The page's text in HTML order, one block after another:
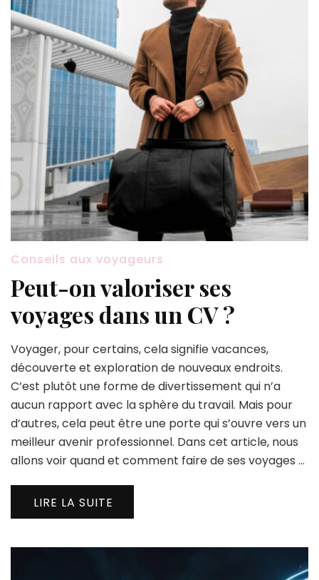
Conseils aux voyageurs
Peut-on valoriser ses
voyages dans un CV ?
Voyager, pour certains, cela signifie vacances,
découverte et exploration de nouveaux endroits.
C’est plutôt une forme de divertissement qui n’a
aucun rapport avec la sphère du travail. Mais pour
d’autres, cela peut être une porte qui s’ouvre vers un
meilleur avenir professionnel. Dans cet article, nous
allons voir quand et comment faire de ses voyages …
LIRE LA SUITE